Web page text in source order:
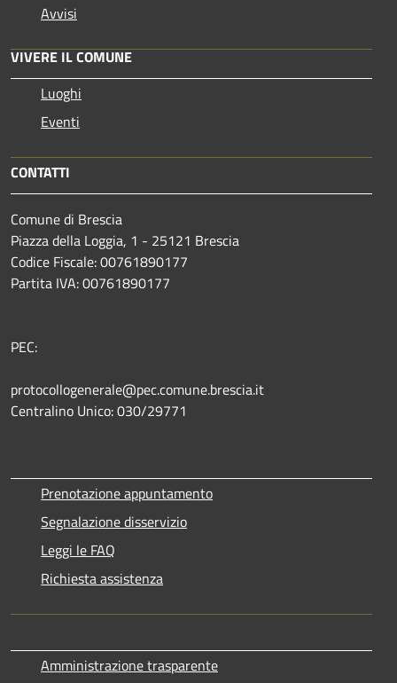
Avvisi
VIVERE IL COMUNE
Luoghi
Eventi
CONTATTI
Comune di Brescia
Piazza della Loggia, 1 - 25121 Brescia
Codice Fiscale: 00761890177
Partita IVA: 00761890177
PEC:
protocollogenerale@pec.comune.brescia.it
Centralino Unico: 030/29771
Prenotazione appuntamento
Segnalazione disservizio
Leggi le FAQ
Richiesta assistenza
Amministrazione trasparente